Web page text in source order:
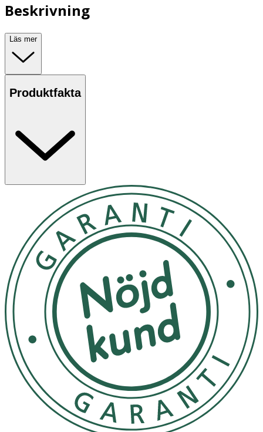
Beskrivning
Läs mer
Produktfakta